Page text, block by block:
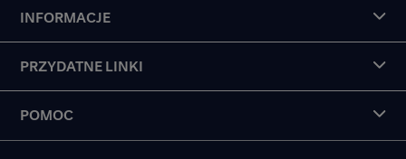
INFORMACJE
PRZYDATNE LINKI
POMOC